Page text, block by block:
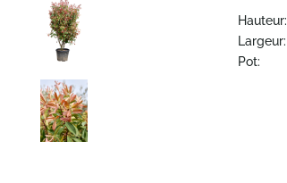
Hauteur:
Largeur:
Pot: